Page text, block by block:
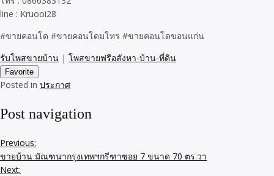
line : Kruooi28
#ขายคอนโด #ขายคอนโดมโทร #ขายคอนโดขอนแก่น
รับโพสขายบ้าน | โพสขายฟรีอสังหา-บ้าน-ที่ดิน
Favorite
Posted in ประกาศ
Post navigation
Previous:
ขายบ้าน มัณฑนากรุงเทพฯกรีฑาซอย 7 ขนาด 70 ตร.วา
Next: